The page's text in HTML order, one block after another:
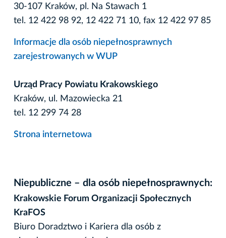
30-107 Kraków, pl. Na Stawach 1
tel. 12 422 98 92, 12 422 71 10, fax 12 422 97 85
Informacje dla osób niepełnosprawnych
zarejestrowanych w WUP
Urząd Pracy Powiatu Krakowskiego
Kraków, ul. Mazowiecka 21
tel. 12 299 74 28
Strona internetowa
Niepubliczne – dla osób niepełnosprawnych:
Krakowskie Forum Organizacji Społecznych
KraFOS
Biuro Doradztwo i Kariera dla osób z